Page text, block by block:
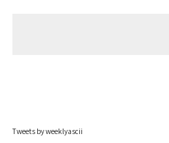
Tweets by weeklyascii